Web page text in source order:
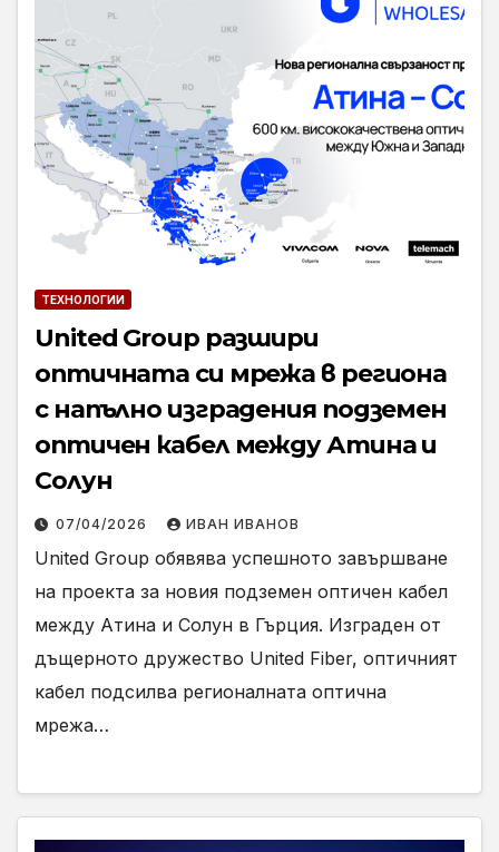
ТЕХНОЛОГИИ
United Group разшири
оптичната си мрежа в региона
с напълно изградения подземен
оптичен кабел между Атина и
Солун
07/04/2026 ИВАН ИВАНОВ
United Group обявява успешното завършване
на проекта за новия подземен оптичен кабел
между Атина и Солун в Гърция. Изграден от
дъщерното дружество United Fiber, оптичният
кабел подсилва регионалната оптична
мрежа…